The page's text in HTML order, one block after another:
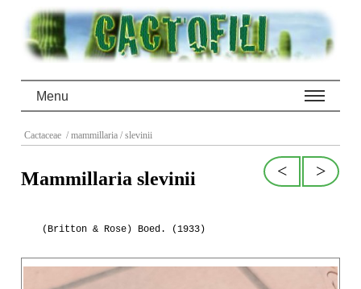
Menu
Cactaceae / mammillaria / slevinii
>
<
Mammillaria slevinii
(Britton & Rose) Boed. (1933)